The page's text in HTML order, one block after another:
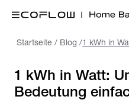
Startseite / Blog /
1 kWh in Watt: